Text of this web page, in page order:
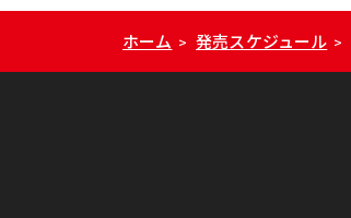
ホーム > 発売スケジュール >